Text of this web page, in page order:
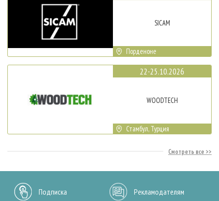
SICAM
Порденоне
22-25.10.2026
WOODTECH
Стамбул, Турция
Смотреть все
Подписка Рекламодателям